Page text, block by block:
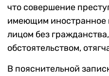
что совершение
имеющим иностранное
лицом без
обстоятельством,
В пояснительной